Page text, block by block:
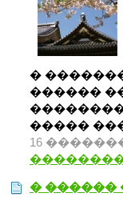
�
������
�����
16 �������
� ������